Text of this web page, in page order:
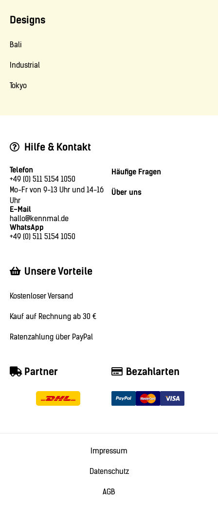
Designs
Bali
Industrial
Tokyo
Hilfe & Kontakt
Unsere Vorteile
Bezahlarten
Partner
Telefon
+49 (0) 511 5154 1050
Mo-Fr von 9-13 Uhr und 14-16
Uhr
E-Mail
hallo@kennmal.de
WhatsApp
+49 (0) 511 5154 1050
Häufige Fragen
Über uns
Kostenloser Versand
Kauf auf Rechnung ab 30 €
Ratenzahlung über PayPal
Impressum
Datenschutz
AGB